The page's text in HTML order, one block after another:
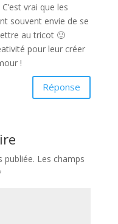
vrai que les
souvent envie de se
au tricot 🙂
pour leur créer
!
Réponse
publiée. Les champs